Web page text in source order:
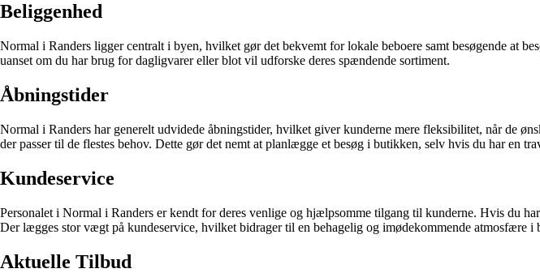
Beliggenhed
Normal i Randers ligger centralt i byen, hvilket gør det bekvemt for lokale beboere samt besøgende at
uanset om du har brug for dagligvarer eller blot vil udforske deres spændende sortiment.
Åbningstider
Normal i Randers har generelt udvidede åbningstider, hvilket giver kunderne mere fleksibilitet, når de
der passer til de flestes behov. Dette gør det nemt at planlægge et besøg i butikken, selv hvis du har en
Kundeservice
Personalet i Normal i Randers er kendt for deres venlige og hjælpsomme tilgang til kunderne. Hvis du
Der lægges stor vægt på kundeservice, hvilket bidrager til en behagelig og imødekommende atmosfære i
Aktuelle Tilbud